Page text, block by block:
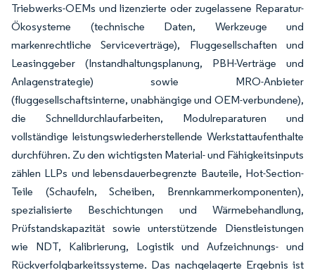
Triebwerks-OEMs und lizenzierte oder zugelassene Reparatur-
Ökosysteme (technische Daten, Werkzeuge und
markenrechtliche Serviceverträge), Fluggesellschaften und
Leasinggeber (Instandhaltungsplanung, PBH-Verträge und
Anlagenstrategie) sowie MRO-Anbieter
(fluggesellschaftsinterne, unabhängige und OEM-verbundene),
die Schnelldurchlaufarbeiten, Modulreparaturen und
vollständige leistungswiederherstellende Werkstattaufenthalte
durchführen. Zu den wichtigsten Material- und Fähigkeitsinputs
zählen LLPs und lebensdauerbegrenzte Bauteile, Hot-Section-
Teile (Schaufeln, Scheiben, Brennkammerkomponenten),
spezialisierte Beschichtungen und Wärmebehandlung,
Prüfstandskapazität sowie unterstützende Dienstleistungen
wie NDT, Kalibrierung, Logistik und Aufzeichnungs- und
Rückverfolgbarkeitssysteme. Das nachgelagerte Ergebnis ist